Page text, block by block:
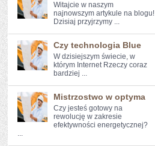
Witajcie ‌w naszym
najnowszym artykule na ⁢blogu!
Dzisiaj przyjrzymy ...
Czy technologia Blue
W dzisiejszym świecie, w
którym Internet Rzeczy coraz
bardziej ...
Mistrzostwo w optyma
Czy jesteś gotowy na
rewolucję w ‍zakresie
efektywności energetycznej?
...